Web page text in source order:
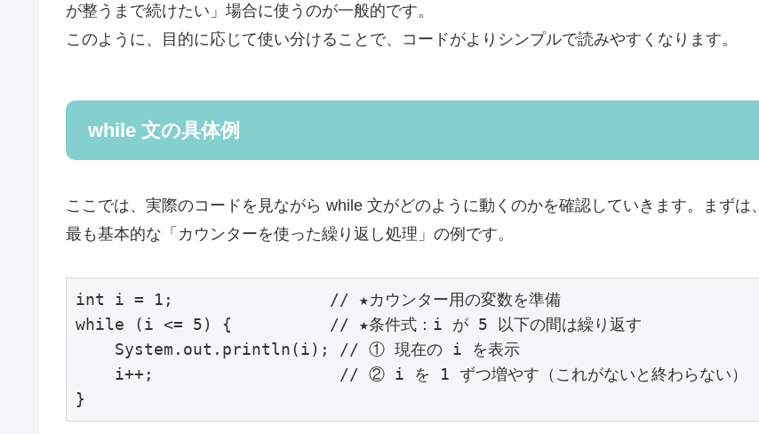
が整うまで続けたい」場合に使うのが一般的です。
このように、目的に応じて使い分けることで、コードがよりシンプルで読みやすくなります。
while 文の具体例
ここでは、実際のコードを見ながら while 文がどのように動くのかを確認していきます。まずは、
最も基本的な「カウンターを使った繰り返し処理」の例です。
int i = 1;                // ★カウンター用の変数を準備
while (i <= 5) {          // ★条件式：i が 5 以下の間は繰り返す
}